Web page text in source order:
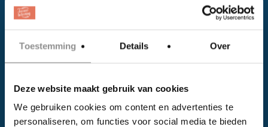
Toestemming Details Over
Deze website maakt gebruik van cookies
We gebruiken cookies om content en advertenties te
personaliseren, om functies voor social media te bieden
Instagram